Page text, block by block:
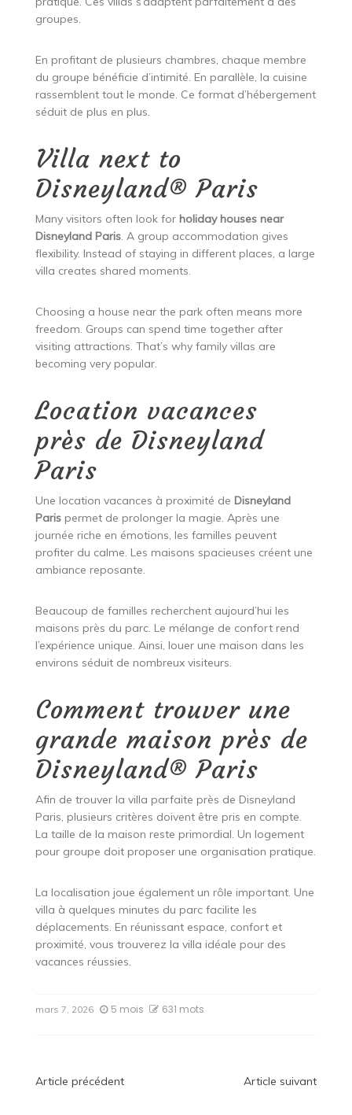
groupes.
En profitant de plusieurs chambres, chaque membre
du groupe bénéficie d’intimité. En parallèle, la cuisine
rassemblent tout le monde. Ce format d’hébergement
séduit de plus en plus.
Villa next to
Disneyland® Paris
Many visitors often look for holiday houses near
Disneyland Paris. A group accommodation gives
flexibility. Instead of staying in different places, a large
villa creates shared moments.
Choosing a house near the park often means more
freedom. Groups can spend time together after
visiting attractions. That’s why family villas are
becoming very popular.
Location vacances
près de Disneyland
Paris
Une location vacances à proximité de Disneyland
Parispermet de prolonger la magie. Après une
journée riche en émotions, les familles peuvent
profiter du calme. Les maisons spacieuses créent une
ambiance reposante.
Beaucoup de familles recherchent aujourd’hui les
maisons près du parc. Le mélange de confort rend
l’expérience unique. Ainsi, louer une maison dans les
environs séduit de nombreux visiteurs.
Comment trouver une
grande maison près de
Disneyland® Paris
Afin de trouver la villa parfaite près de Disneyland
Paris, plusieurs critères doivent être pris en compte.
La taille de la maison reste primordial. Un logement
pour groupe doit proposer une organisation pratique.
La localisation joue également un rôle important. Une
villa à quelques minutes du parc facilite les
déplacements. En réunissant espace, confort et
proximité, vous trouverez la villa idéale pour des
vacances réussies.
mars 7, 2026 5 mois 631 mots
Navigation
Article précédent Article suivant